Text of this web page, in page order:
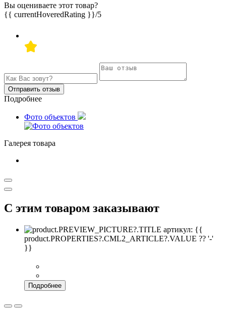
Вы оцениваете этот товар?
{{ currentHoveredRating }}/5
Отправить отзыв
Подробнее
Фото объектов
Галерея товара
С этим товаром заказывают
артикул: {{
product.PROPERTIES?.CML2_ARTICLE?.VALUE ?? '-'
}}
Подробнее